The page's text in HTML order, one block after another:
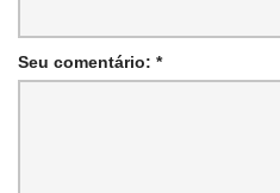
Seu comentário: *